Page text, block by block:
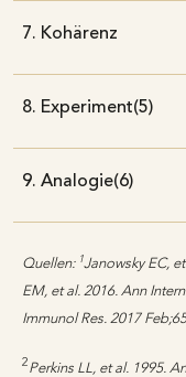
7. Kohärenz
8. Experiment(5)
9. Analogie(6)
Quellen: 1Janowsky EC,
EM, et al. 2016. Ann
Immunol Res. 2017
2Perkins LL, et al. 1995.